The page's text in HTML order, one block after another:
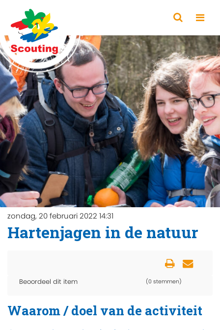
zondag, 20 februari 2022 14:31
Hartenjagen in de natuur
Beoordeel dit item (0 stemmen)
Waarom / doel van de activiteit